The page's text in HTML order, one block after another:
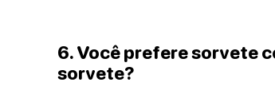
6. Você prefere sorvete
sorvete?